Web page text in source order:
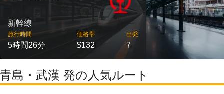
新幹線
旅行時間
5時間26分
価格帯
$132
出発
7
青島・武漢 発の人気ルート